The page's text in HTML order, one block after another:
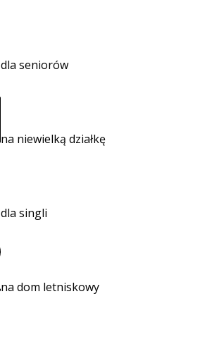
dla seniorów
na niewielką działkę
dla singli
na dom letniskowy